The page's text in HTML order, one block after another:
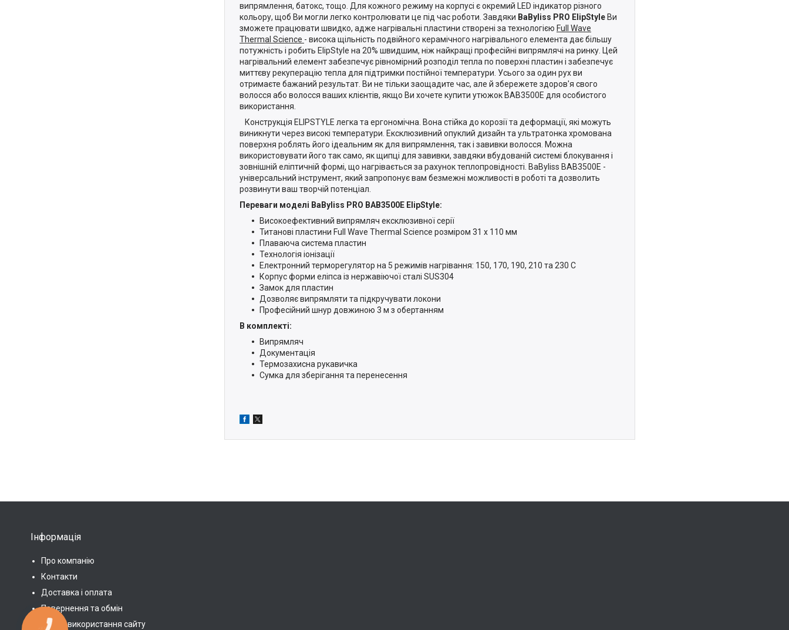
випрямлення, батокс, тощо. Для кожного режиму на корпусі є окремий LED індикатор різного
кольору, щоб Ви могли легко контролювати це під час роботи. Завдяки BaByliss PRO ElipStyleВи
зможете працювати швидко, адже нагрівальні пластини створені за технологією Full Wave
Thermal Science - висока щільність подвійного керамічного нагрівального елемента дає більшу
потужність і робить ElipStyle на 20% швидшим, ніж найкращі професійні випрямлячі на ринку. Цей
нагрівальний елемент забезпечує рівномірний розподіл тепла по поверхні пластин і забезпечує
миттєву рекуперацію тепла для підтримки постійної температури. Усього за один рух ви
отримаєте бажаний результат. Ви не тільки заощадите час, але й збережете здоров'я свого
волосся або волосся ваших клієнтів, якщо Ви хочете купити утюжок BAB3500E для особистого
використання.
Конструкція ELIPSTYLE легка та ергономічна. Вона стійка до корозії та деформації, які можуть
виникнути через високі температури. Ексклюзивний опуклий дизайн та ультратонка хромована
поверхня роблять його ідеальним як для випрямлення, так і завивки волосся. Можна
використовувати його так само, як щипці для завивки, завдяки вбудованій системі блокування і
зовнішній еліптичній формі, що нагрівається за рахунок теплопровідності. BaByliss BAB3500E -
універсальний інструмент, який запропонує вам безмежні можливості в роботі та дозволить
розвинути ваш творчій потенціал.
Переваги моделі BaByliss PRO BAB3500E ElipStyle:
Високоефективний випрямляч ексклюзивної серії
Титанові пластини Full Wave Thermal Science розміром 31 x 110 мм
Плаваюча система пластин
Технологія іонізації
Електронний терморегулятор на 5 режимів нагрівання: 150, 170, 190, 210 та 230 C
Корпус форми еліпса із нержавіючої сталі SUS304
Замок для пластин
Дозволяє випрямляти та підкручувати локони
Професійний шнур довжиною 3 м з обертанням
В комплекті:
Випрямляч
Документація
Термозахисна рукавичка
Сумка для зберігання та перенесення
Інформація
Про компанію
Контакти
Доставка і оплата
Повернення та обмін
Умови використання сайту